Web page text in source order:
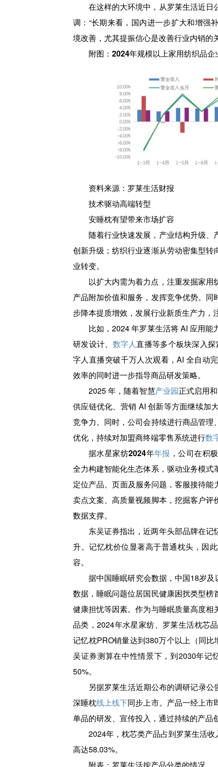
在这样的大环境中，从罗莱生活近
调：“长期来看，国内进一步扩大和增强
境改善，尤其提振信心是改善行业内销的
附图：2024年规模以上家用纺织品
资料来源：罗莱生活财报
技术驱动高端转型
安睡枕有望带来市场扩容
随着行业快速发展，产业结构升级
创新升级；纺织行业逐渐从劳动密集型
业转变。
以扩大内需为着力点，注重发掘家用
产品附加价值和服务，发挥竞争优势。
步降本提质增效，发展行业新质生产力，
比如，2024 年罗莱生活将 AI 应用
研发设计、 数字人直播等多个板块深入
字人直播突破千万人次观看，AI 全自动
效率的同时进一步指导商品研发策略。
2025 年，随着智慧产业园正式启用
供应链优化、营销 AI 创新等方面继续加
竞争力。同时，公司会持续进行商品管
优化，持续对加盟商终端零售系统进行数
据水星家纺2024年年报 ，公司在积
全力构建智能化生态体系，驱动业务模式
定位产品、页面及服务问题，客服接待
卖点文案、高质量视频脚本，挖掘客户
数据支撑。
东吴证券指出，近两年头部品牌在
升。记忆枕价位显著高于普通枕头，因
容。
据中国睡眠研究会数据，中国18岁
数据，睡眠问题位居国民健康困扰类型
健康担忧等因素。作为与睡眠质量高度
品类，2024年水星家纺、罗莱生活枕芯
记忆枕PRO销量达到380万个以上（同
吴证券测算在中性情景下，到2030年记
50%。
另据罗莱生活近期公布的调研记录公
深睡枕线上线下同步上市。产品一经上市
单品的研发、宣传投入，通过持续的产
2024年，枕芯类产品占到罗莱生活
高达58.03%。
附表：罗莱生活按产品分类的情况